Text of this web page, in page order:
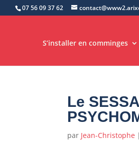
07 56 09 37 62
S’installer en comminges
Le
par Jean-Christophe |